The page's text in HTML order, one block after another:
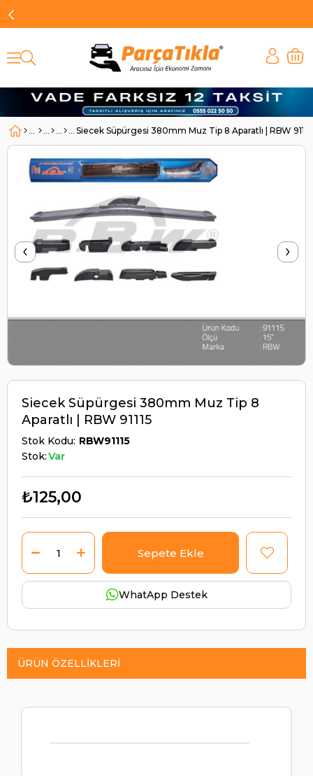
Siecek Süpürgesi 380mm Muz Tip 8 Aparatlı | RBW 91115
‹ ›
Siecek Süpürgesi 380mm Muz Tip 8
Aparatlı | RBW 91115
Stok Kodu RBW91115
Stok:Var
₺125,00
WhatApp Destek
ÜRÜN ÖZELLIKLERI